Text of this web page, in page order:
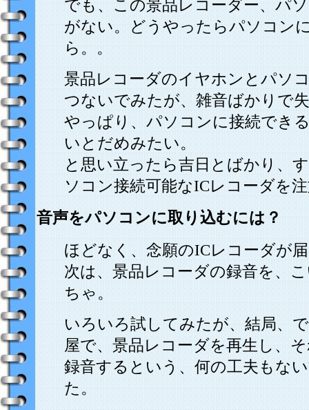
でも、この景品レコーダー、パ
がない。どうやったらパソコン
ら。。
景品レコーダのイヤホンとパソ
つないでみたが、雑音ばかりで
やっぱり、パソコンに接続でき
いとだめみたい。
と思い立ったら吉日とばかり、
ソコン接続可能なICレコーダを
音声をパソコンに取り込むには？
ほどなく、念願のICレコーダが
次は、景品レコーダの録音を、
ちゃ。
いろいろ試してみたが、結局、
屋で、景品レコーダを再生し、
録音するという、何の工夫もな
た。